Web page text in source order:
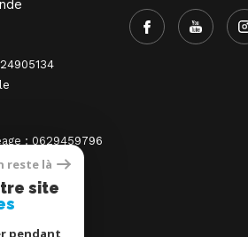
: 0629459796
reste là
site
pendant